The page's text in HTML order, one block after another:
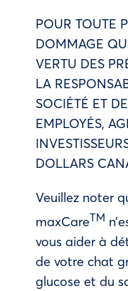
POUR TOUTE
DOMMAGE
VERTU DES
LA
SOCIÉTÉ ET
EMPLOYÉS,
DOLLARS
Veuillez noter
maxCareTM
vous aider à
de votre chat
glucose et du